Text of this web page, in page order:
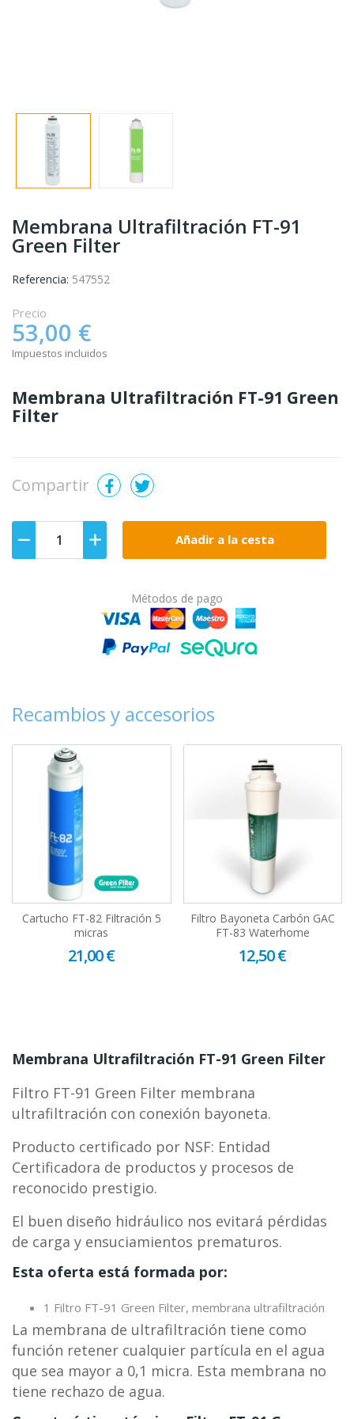
Membrana Ultrafiltración FT-91
Green Filter
Referencia: 547552
Precio
53,00 €
Impuestos incluidos
Membrana Ultrafiltración FT-91 Green
Filter
Compartir
Añadir a la cesta
Métodos de pago
Recambios y accesorios
Cartucho FT-82 Filtración 5
micras
21,00 €
Filtro Bayoneta Carbón GAC
FT-83 Waterhome
12,50 €
Membrana Ultrafiltración FT-91 Green Filter
Filtro FT-91 Green Filter membrana
ultrafiltración con conexión bayoneta.
Producto certificado por NSF: Entidad
Certificadora de productos y procesos de
reconocido prestigio.
El buen diseño hidráulico nos evitará pérdidas
de carga y ensuciamientos prematuros.
Esta oferta está formada por:
1 Filtro FT-91 Green Filter, membrana ultrafiltración
La membrana de ultrafiltración tiene como
función retener cualquier partícula en el agua
que sea mayor a 0,1 micra. Esta membrana no
tiene rechazo de agua.